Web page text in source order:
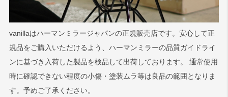
vanillaはハーマンミラージャパンの正規販売店です。安心して正
規品をご購入いただけるよう、ハーマンミラーの品質ガイドライ
ンに基づき入荷した製品を検品して出荷しております。 通常使用
時に確認できない程度の小傷・塗装ムラ等は良品の範囲となりま
す。予めご了承ください。